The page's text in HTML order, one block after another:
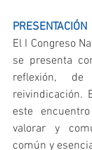
PRESENTACIÓN
El I Congreso
se presenta
reflexión,
reivindicación.
este
valorar y
común y